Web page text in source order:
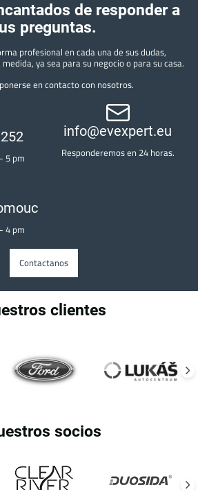
de responder a
preguntas.
profesional en cada una de sus dudas,
ya sea para su negocio o para su casa.
en contacto con nosotros.
5 pm
info@evexpert.eu
Responderemos en 24 horas.
4 pm
Contactanos
clientes
socios